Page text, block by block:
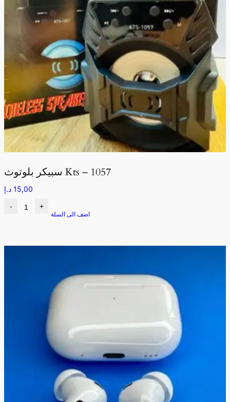
سبيكر بلوتوث Kts – 1057
15,00 د.إ
- +
اضف الى السلة